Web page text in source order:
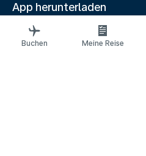
App herunterladen
Verwandte Websites
Reiseführer
Buchen Meine Reise